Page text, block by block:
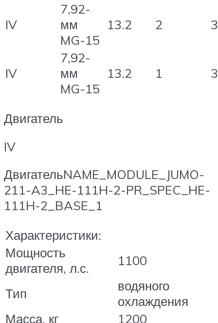
IV
7,92-
мм
MG-15
13.2 2
IV
7,92-
мм
MG-15
13.2 1
Двигатель
IV
ДвигательNAME_MODULE_JUMO-
211-A3_HE-111H-2-PR_SPEC_HE-
111H-2_BASE_1
Характеристики:
Мощность
двигателя, л.с.
1100
Тип
водяного
охлаждения
Масса, кг
1200